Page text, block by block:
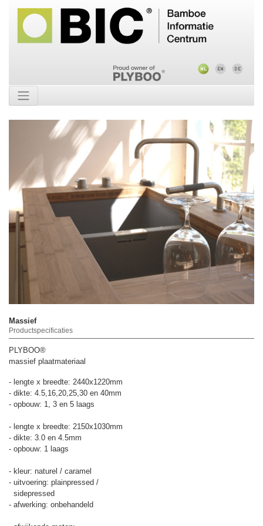
Massief
Productspecificaties
PLYBOO®
massief plaatmateriaal
- lengte x breedte: 2440x1220mm
- dikte: 4.5,16,20,25,30 en 40mm
- opbouw: 1, 3 en 5 laags
- lengte x breedte: 2150x1030mm
- dikte: 3.0 en 4.5mm
- opbouw: 1 laags
- kleur: naturel / caramel
- uitvoering: plainpressed /
sidepressed
- afwerking: onbehandeld